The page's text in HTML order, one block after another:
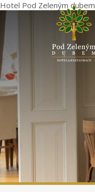
Hotel Pod Zeleným dubem